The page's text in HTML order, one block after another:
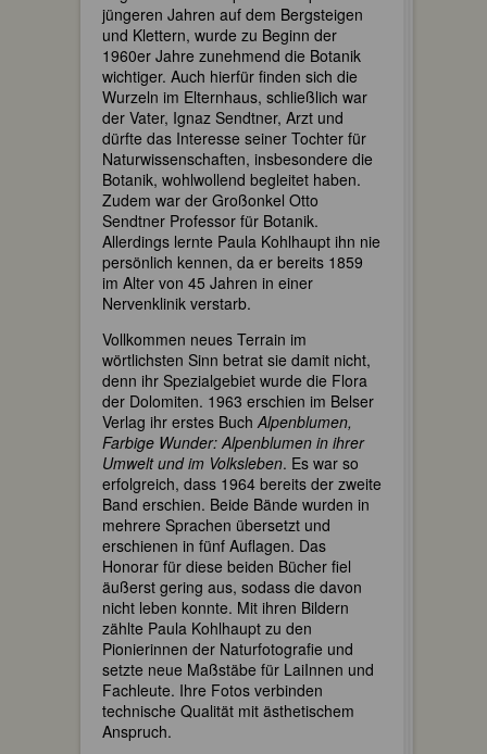
jüngeren Jahren auf dem Bergsteigen
und Klettern, wurde zu Beginn der
1960er Jahre zunehmend die Botanik
wichtiger. Auch hierfür finden sich die
Wurzeln im Elternhaus, schließlich war
der Vater, Ignaz Sendtner, Arzt und
dürfte das Interesse seiner Tochter für
Naturwissenschaften, insbesondere die
Botanik, wohlwollend begleitet haben.
Zudem war der Großonkel Otto
Sendtner Professor für Botanik.
Allerdings lernte Paula Kohlhaupt ihn nie
persönlich kennen, da er bereits 1859
im Alter von 45 Jahren in einer
Nervenklinik verstarb.
Vollkommen neues Terrain im
wörtlichsten Sinn betrat sie damit nicht,
denn ihr Spezialgebiet wurde die Flora
der Dolomiten. 1963 erschien im Belser
Verlag ihr erstes Buch Alpenblumen,
Farbige Wunder: Alpenblumen in ihrer
Umwelt und im Volksleben. Es war so
erfolgreich, dass 1964 bereits der zweite
Band erschien. Beide Bände wurden in
mehrere Sprachen übersetzt und
erschienen in fünf Auflagen. Das
Honorar für diese beiden Bücher fiel
äußerst gering aus, sodass die davon
nicht leben konnte. Mit ihren Bildern
zählte Paula Kohlhaupt zu den
Pionierinnen der Naturfotografie und
setzte neue Maßstäbe für LaiInnen und
Fachleute. Ihre Fotos verbinden
technische Qualität mit ästhetischem
Anspruch.